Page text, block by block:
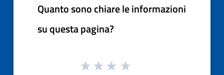
Quanto sono chiare le informazioni
su questa pagina?